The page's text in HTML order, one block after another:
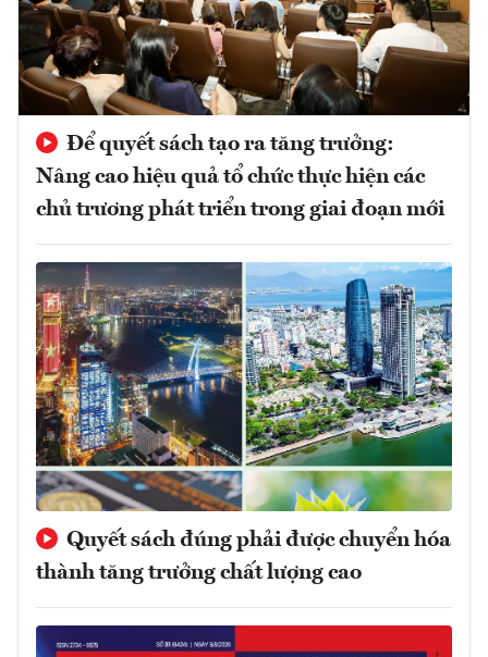
Để quyết sách tạo ra tăng trưởng:
Nâng cao hiệu quả tổ chức thực hiện các
chủ trương phát triển trong giai đoạn mới
Quyết sách đúng phải được chuyển hóa
thành tăng trưởng chất lượng cao